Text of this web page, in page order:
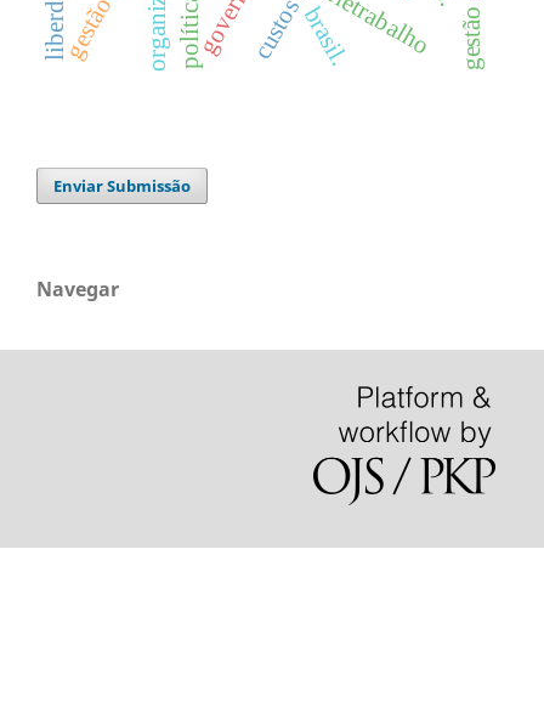
teletrabalho
brasil.
Enviar Submissão
Navegar